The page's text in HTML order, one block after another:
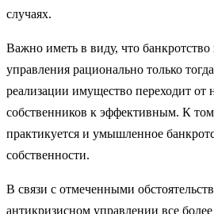
случаях.
Важно иметь в виду, что банкротство
управления ра­ционально только
реализации имущество переходит от
собственников к эффективным. К
практикуется и умышленное
соб­ственности.
В связи с отмеченными
антикри­зисном управлении все